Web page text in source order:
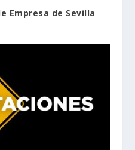
Empresa de Sevilla